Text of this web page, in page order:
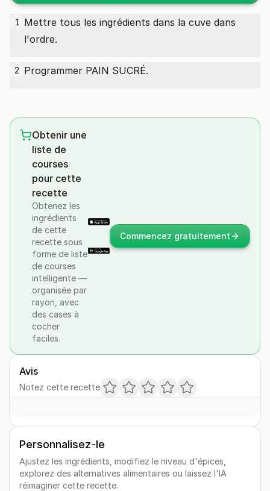
1 Mettre tous les ingrédients dans la cuve dans
l'ordre.
2 Programmer PAIN SUCRÉ.
Obtenir une
liste de
courses
pour cette
recette
Obtenez les
ingrédients
de cette
recette sous
forme de liste
de courses
intelligente —
organisée par
rayon, avec
des cases à
cocher
faciles.
Commencez gratuitement
Avis
Notez cette recette
Personnalisez-le
Ajustez les ingrédients, modifiez le niveau d'épices,
explorez des alternatives alimentaires ou laissez l'IA
réimaginer cette recette.